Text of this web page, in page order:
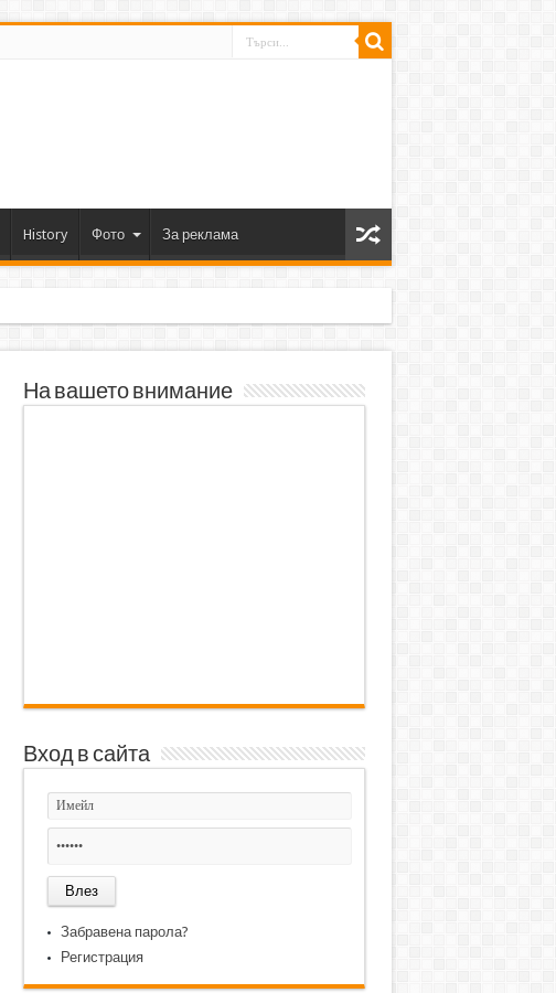
History Фото За реклама
На вашето внимание
Вход в сайта
Забравена парола?
Регистрация